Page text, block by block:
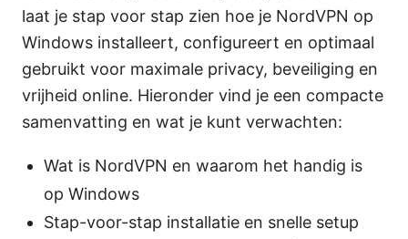
laat je stap voor stap zien hoe je NordVPN op
Windows installeert, configureert en optimaal
gebruikt voor maximale privacy, beveiliging en
vrijheid online. Hieronder vind je een compacte
samenvatting en wat je kunt verwachten:
Wat is NordVPN en waarom het handig is
op Windows
Stap-voor-stap installatie en snelle setup